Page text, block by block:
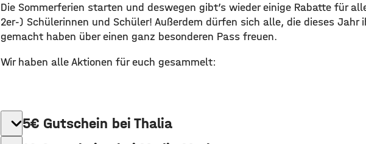
Die Sommerferien starten und deswegen gibt’s wieder einige Rabatte für
2er-) Schülerinnen und Schüler! Außerdem dürfen sich alle, die dieses Jahr
gemacht haben über einen ganz besonderen Pass freuen.
Wir haben alle Aktionen für euch gesammelt:
expand_more5€ Gutschein bei Thalia